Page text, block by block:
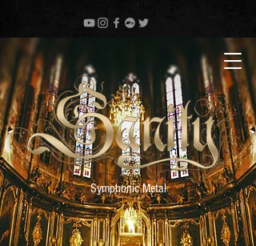
Symphonic Metal